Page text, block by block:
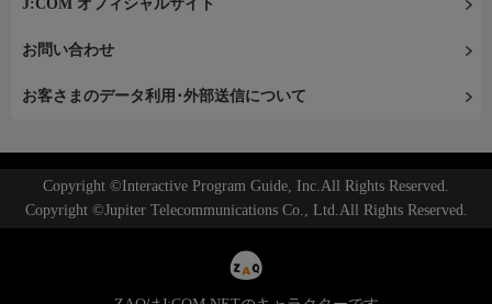
J:COM オフィシャルサイト
お問い合わせ
お客さまのデータ利用･外部送信について
Copyright ©Interactive Program Guide, Inc.All Rights Reserved.
Copyright ©Jupiter Telecommunications Co., Ltd.All Rights Reserved.